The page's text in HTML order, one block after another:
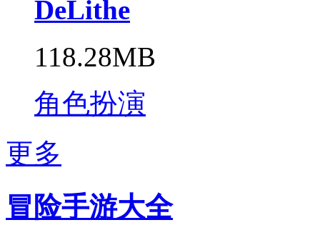
DeLithe
118.28MB
角色扮演
更多
冒险手游大全